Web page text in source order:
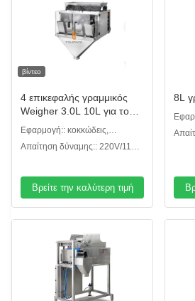
βίντεο
4 επικεφαλής γραμμικός
Weigher 3.0L 10L για το
κονιοποιημένο κοκκώδες
προϊόν
Εφαρμογή:: κοκκώδεις,
κονιοποιημένοι ή άλλοι τύποι
Απαίτηση δύναμης:: 220V/110V,
Βρείτε την καλύτερη τιμή
8L